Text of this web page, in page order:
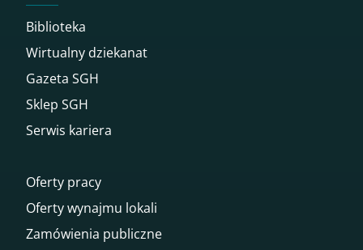
Biblioteka
Wirtualny dziekanat
Gazeta SGH
Sklep SGH
Serwis kariera
Oferty pracy
Oferty wynajmu lokali
Zamówienia publiczne